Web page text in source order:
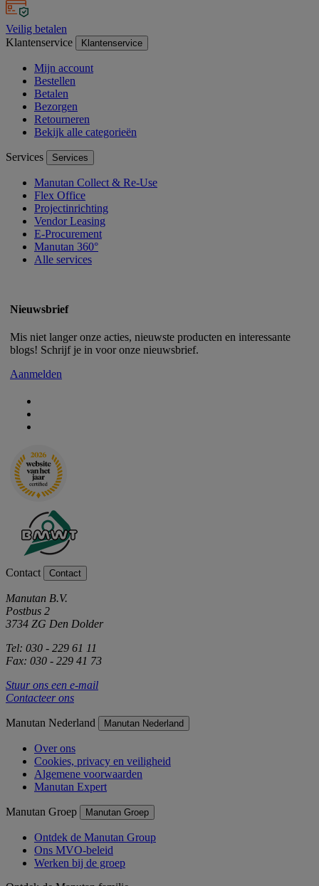
Veilig betalen
Klantenservice
Klantenservice
Mijn account
Bestellen
Betalen
Bezorgen
Retourneren
Bekijk alle categorieën
Services Services
Manutan Collect & Re-Use
Flex Office
Projectinrichting
Vendor Leasing
E-Procurement
Manutan 360°
Alle services
Nieuwsbrief
Mis niet langer onze acties, nieuwste producten en interessante
blogs! Schrijf je in voor onze nieuwsbrief.
Aanmelden
Contact Contact
Manutan B.V.
Postbus 2
3734 ZG Den Dolder
Tel: 030 - 229 61 11
Fax: 030 - 229 41 73
Stuur ons een e-mail
Contacteer ons
Manutan Nederland Manutan Nederland
Over ons
Cookies, privacy en veiligheid
Algemene voorwaarden
Manutan Expert
Manutan Groep Manutan Groep
Ontdek de Manutan Group
Ons MVO-beleid
Werken bij de groep